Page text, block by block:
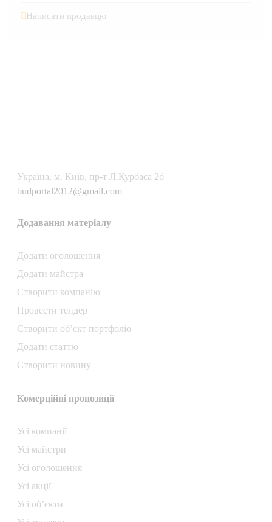
Написати продавцю
Українa, м. Київ, пр-т Л.Курбаса 2б
budportal2012@gmail.com
Додавання матеріалу
Додати oголошення
Додати майстра
Створити компанiю
Провести тендер
Створити об’єкт портфоліо
Додати статтю
Створити новину
Комерційні пропозиції
Усі компанії
Усі майстри
Усі оголошення
Усі акції
Усі об’єкти